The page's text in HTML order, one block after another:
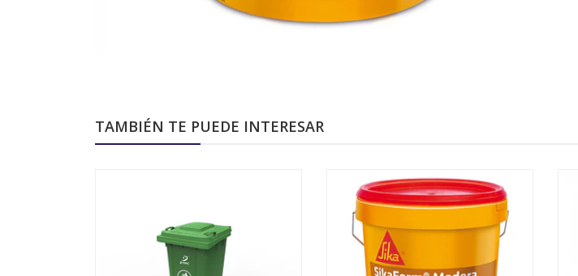
TAMBIÉN TE PUEDE INTERESAR